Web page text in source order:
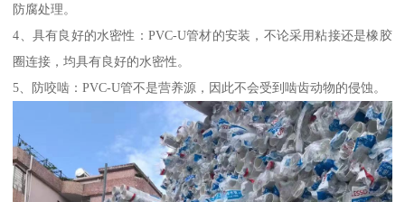
防腐处理。
4、具有良好的水密性：PVC-U管材的安装，不论采用粘接还是橡胶
圈连接，均具有良好的水密性。
5、防咬啮：PVC-U管不是营养源，因此不会受到啮齿动物的侵蚀。